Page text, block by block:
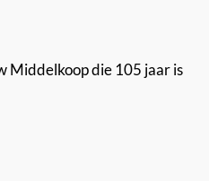
Middelkoop die 105 jaar is